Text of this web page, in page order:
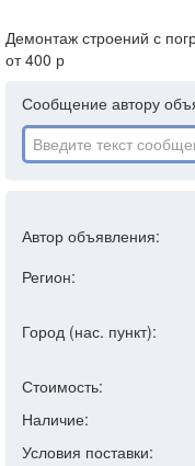
Демонтаж строений с
от 400 р
Сообщение автору
Автор объявления:
Регион:
Город (нас. пункт):
Стоимость:
Наличие:
Условия поставки: